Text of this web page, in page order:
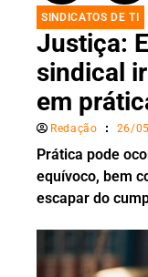
SINDICATOS DE TI
Justiça:
sindical
em
Redação 26/
Prática pode
equívoco, bem
escapar do